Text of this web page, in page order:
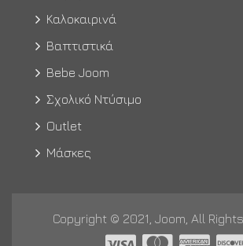
Καλοκαιρινά
Βαπτιστικά
Bebe Joom
Σχολικό Ντύσιμο
Outlet
Μάσκες
Copyright © 2021, Joom, All